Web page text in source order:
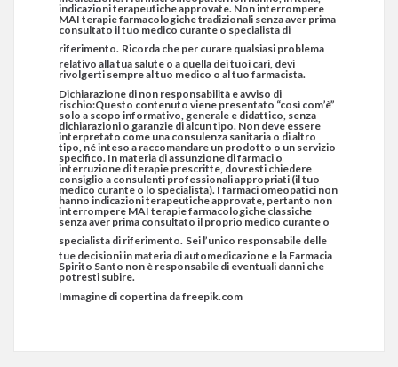
indicazioni terapeutiche approvate. Non interrompere
MAI terapie farmacologiche tradizionali senza aver prima
consultato il tuo medico curante o specialista di
riferimento. Ricorda che per curare qualsiasi problema
relativo alla tua salute o a quella dei tuoi cari, devi
rivolgerti sempre al tuo medico o al tuo farmacista.
Dichiarazione di non responsabilità e avviso di
rischio:Questo contenuto viene presentato “così com’è”
solo a scopo informativo, generale e didattico, senza
dichiarazioni o garanzie di alcun tipo. Non deve essere
interpretato come una consulenza sanitaria o di altro
tipo, né inteso a raccomandare un prodotto o un servizio
specifico. In materia di assunzione di farmaci o
interruzione di terapie prescritte, dovresti chiedere
consiglio a consulenti professionali appropriati (il tuo
medico curante o lo specialista). I farmaci omeopatici non
hanno indicazioni terapeutiche approvate, pertanto non
interrompere MAI terapie farmacologiche classiche
senza aver prima consultato il proprio medico curante o
specialista di riferimento. Sei l’unico responsabile delle
tue decisioni in materia di automedicazione e la Farmacia
Spirito Santo non è responsabile di eventuali danni che
potresti subire.
Immagine di copertina da freepik.com